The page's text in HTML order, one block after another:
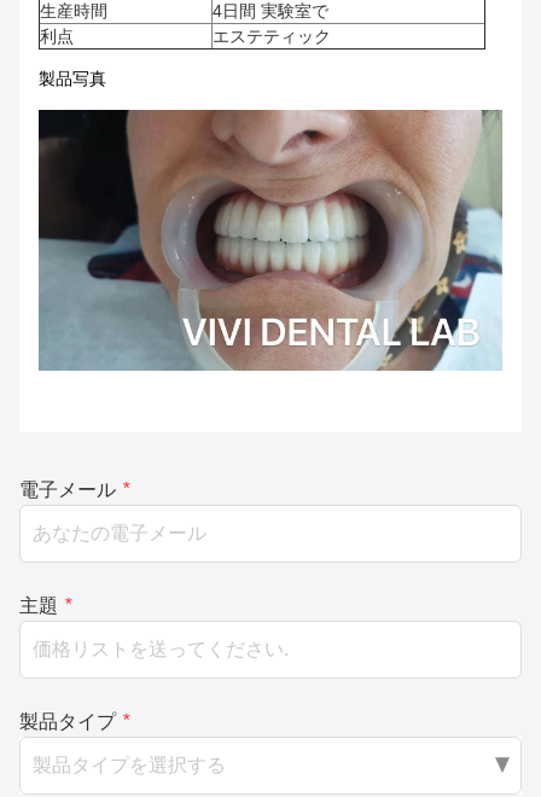
生産時間
4日間 実験室で
利点
エステティック
製品写真
電子メール *
主題 *
製品タイプ *